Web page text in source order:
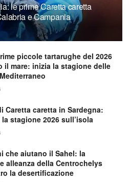
le prime Caretta caretta
e Campania
piccole tartarughe del 2026
il mare: inizia la stagione delle
Caretta caretta in Sardegna:
stagione 2026 sull’isola
che aiutano il Sahel: la
alleanza della Centrochelys
la desertificazione